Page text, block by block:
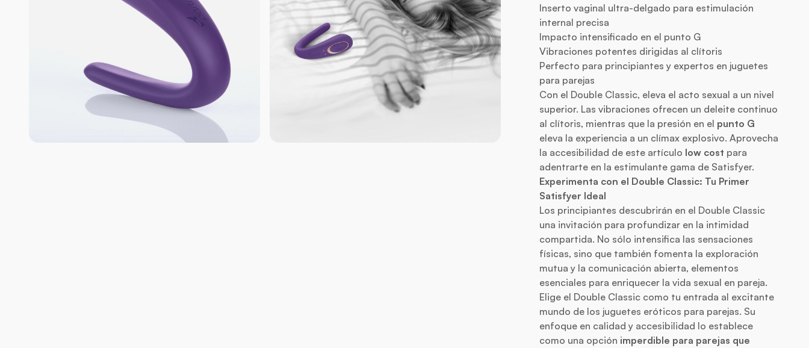
Inserto vaginal ultra-delgado para estimulación
internal precisa
Impacto intensificado en el punto G
Vibraciones potentes dirigidas al clítoris
Perfecto para principiantes y expertos en juguetes
para parejas
Con el Double Classic, eleva el acto sexual a un nivel
superior. Las vibraciones ofrecen un deleite continuo
al clítoris, mientras que la presión en el punto G
eleva la experiencia a un clímax explosivo. Aprovecha
la accesibilidad de este artículo low cost para
adentrarte en la estimulante gama de Satisfyer.
Experimenta con el Double Classic: Tu Primer
Satisfyer Ideal
Los principiantes descubrirán en el Double Classic
una invitación para profundizar en la intimidad
compartida. No sólo intensifica las sensaciones
físicas, sino que también fomenta la exploración
mutua y la comunicación abierta, elementos
esenciales para enriquecer la vida sexual en pareja.
Elige el Double Classic como tu entrada al excitante
mundo de los juguetes eróticos para parejas. Su
enfoque en calidad y accesibilidad lo establece
como una opción imperdible para parejas que